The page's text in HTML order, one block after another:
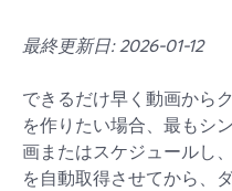
最終更新日: 2026-01-12
できるだけ早く動画から
を作りたい場合、最もシ
画またはスケジュールし
を自動取得させてから、